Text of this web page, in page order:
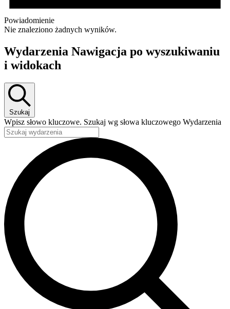
Powiadomienie
Nie znaleziono żadnych wyników.
Wydarzenia Nawigacja po wyszukiwaniu
i widokach
Szukaj
Wpisz słowo kluczowe. Szukaj wg słowa kluczowego Wydarzenia